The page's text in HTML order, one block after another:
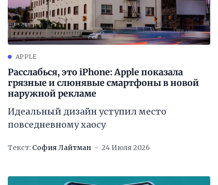
APPLE
Расслабься, это iPhone: Apple показала
грязные и слюнявые смартфоны в новой
наружной рекламе
Идеальный дизайн уступил место
повседневному хаосу
Текст: София Лайтман 24 Июля 2026